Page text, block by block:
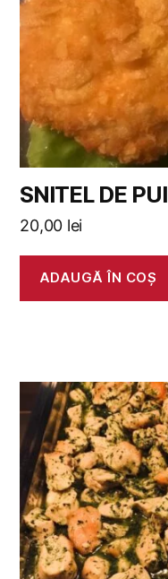
SNITEL DE PUI
20,00 lei
ADAUGĂ ÎN COȘ